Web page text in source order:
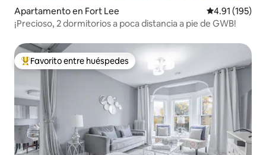
Apartamento en Fort Lee Calificación
4.91 (195)
¡Precioso, 2 dormitorios a poca distancia a pie de GWB!
Favorito entre huéspedes preferido
Favorito entre huéspedes